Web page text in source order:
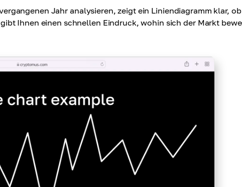
Jahr analysieren, zeigt ein Liniendiagramm klar,
Ihnen einen schnellen Eindruck, wohin sich der Markt